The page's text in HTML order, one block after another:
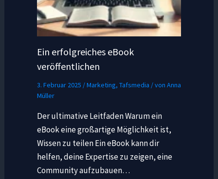
Ein erfolgreiches eBook
veröffentlichen
3. Februar 2025 /Marketing, Tafsmedia / von Anna
Müller
Der ultimative Leitfaden Warum ein
eBook eine großartige Möglichkeit ist,
Wissen zu teilen Ein eBook kann dir
helfen, deine Expertise zu zeigen, eine
Community aufzubauen…